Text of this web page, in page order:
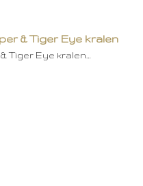
& Tiger Eye kralen
Tiger Eye kralen…